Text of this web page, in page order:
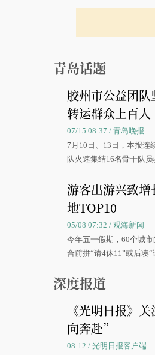
青岛话题
胶州市公益团
转运群众上百人
07/15 08:37 / 青岛晚报
7月10日、13日，本报连
队火速集结16名骨干队
游客出游兴致
地TOP10
05/08 07:32 / 观海新闻
今年五一假期，60个城
合前拼“请4休11”或后凑
深度报道
《光明日报》
向奔赴”
08:12 / 光明日报客户端